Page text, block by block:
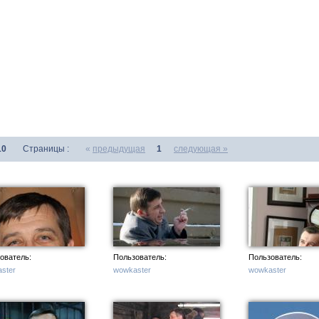
Страницы : « предыдущая 1 следующая »
Пользователь:
wowkaster
Пользователь:
wowkaster